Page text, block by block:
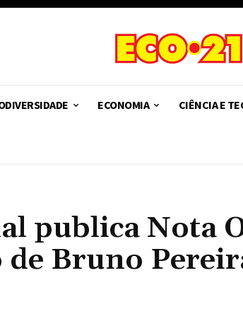
ECONOMIA CIÊNCIA E
publica Nota
Bruno